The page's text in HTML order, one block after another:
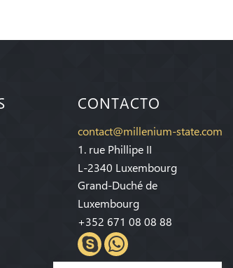
CONTACTO
contact@millenium-state.com
1. rue Phillipe II
L-2340 Luxembourg
Grand-Duché de
Luxembourg
+352 671 08 08 88